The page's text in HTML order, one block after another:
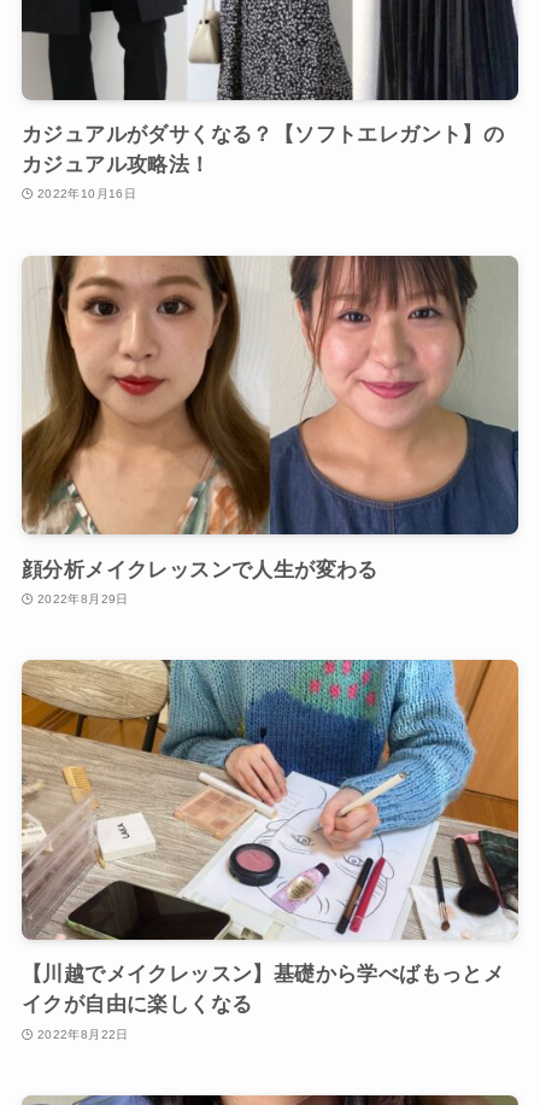
カジュアルがダサくなる？【ソフトエレガント】の
カジュアル攻略法！
2022年10月16日
顔分析メイクレッスンで人生が変わる
2022年8月29日
【川越でメイクレッスン】基礎から学べばもっとメ
イクが自由に楽しくなる
2022年8月22日